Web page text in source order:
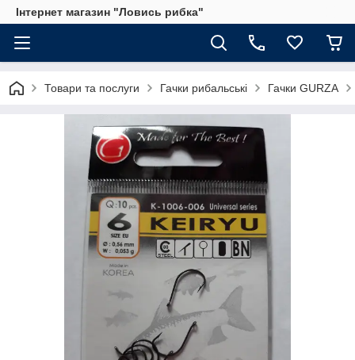
Інтернет магазин "Ловись рибка"
Товари та послуги Гачки рибальські Гачки GURZA